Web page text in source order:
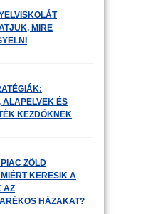
MIRE
ALAPELVEK ÉS
KEZDŐKNEK
ZÖLD
KERESIK A
AZ
HÁZAKAT?